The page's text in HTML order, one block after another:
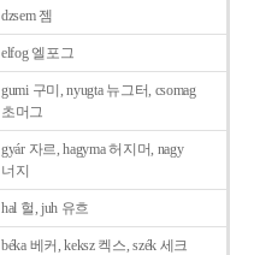
dzsem 젬
elfog 엘포그
gumi 구미, nyugta 뉴그터, csomag
초머그
gyár 자르, hagyma 허지머, nagy
너지
hal 헐, juh 유흐
béka 베커, keksz 켁스, szék 세크